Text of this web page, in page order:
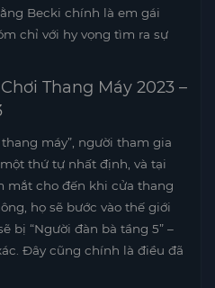
Becki chính là em gái
chỉ với hy vọng tìm ra sự
Thang Máy 2023 –
máy”, người tham gia
thứ tự nhất định, và tại
mắt cho đến khi cửa thang
họ sẽ bước vào thế giới
bị “Người đàn bà tầng 5” –
Đây cũng chính là điều đã